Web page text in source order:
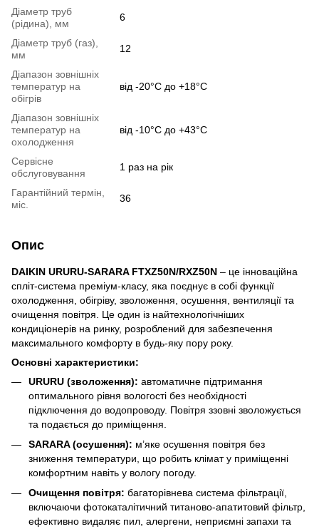
Діаметр труб
(рідина), мм
6
Діаметр труб (газ),
мм
12
Діапазон зовнішніх
температур на
обігрів
від -20°C до +18°C
Діапазон зовнішніх
температур на
охолодження
від -10°C до +43°C
Сервісне
обслуговування
1 раз на рік
Гарантійний термін,
міс.
36
Опис
DAIKIN URURU-SARARA FTXZ50N/RXZ50N – це інноваційна
спліт-система преміум-класу, яка поєднує в собі функції
охолодження, обігріву, зволоження, осушення, вентиляції та
очищення повітря. Це один із найтехнологічніших
кондиціонерів на ринку, розроблений для забезпечення
максимального комфорту в будь-яку пору року.
Основні характеристики:
URURU (зволоження): автоматичне підтримання
оптимального рівня вологості без необхідності
підключення до водопроводу. Повітря ззовні зволожується
та подається до приміщення.
SARARA (осушення): м’яке осушення повітря без
зниження температури, що робить клімат у приміщенні
комфортним навіть у вологу погоду.
Очищення повітря: багаторівнева система фільтрації,
включаючи фотокаталітичний титаново-апатитовий фільтр,
ефективно видаляє пил, алергени, неприємні запахи та